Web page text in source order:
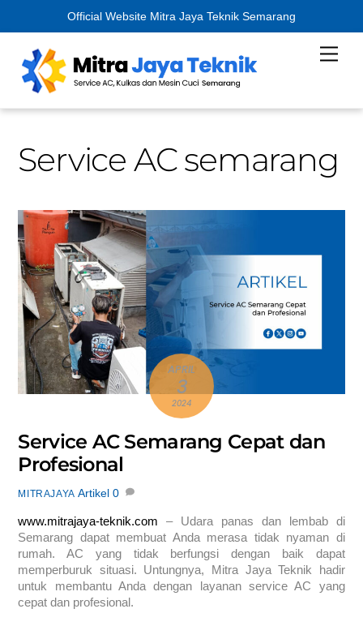
Official Website Mitra Jaya Teknik Semarang
content
Service AC semarang
APRIL
3
2024
Service AC Semarang Cepat dan
Profesional
MITRAJAYA Artikel 0
www.mitrajaya-teknik.com – Udara panas dan lembab di
Semarang dapat membuat Anda merasa tidak nyaman di
rumah. AC yang tidak berfungsi dengan baik dapat
memperburuk situasi. Untungnya, Mitra Jaya Teknik hadir
untuk membantu Anda dengan layanan service AC yang
cepat dan profesional.